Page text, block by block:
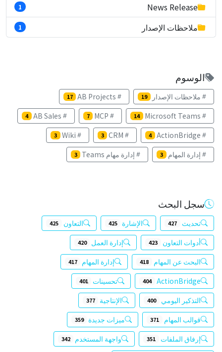
News Release
1
ملاحظات الإصدار 1
الوسوم
ملاحظات الإصدار 19
AB Projects
17
Microsoft Teams
14
MCP
7
AB Sales
4
ActionBridge
4
CRM
3
Wiki
3
إدارة المهام 3 إدارة مهام Teams 3
سجل البحث
تحديث 427 الإشارة 425 التعاون 425
أدوات التعاون 423 إدارة العمل 420
البحث عن المهام 418 إدارة المهام 417
ActionBridge
404 تحسينات 401
التذكير اليومي 400 الإنتاجية 377
قوالب المهام 371 ميزات جديدة 359
إرفاق الملفات 351 واجهة المستخدم 342